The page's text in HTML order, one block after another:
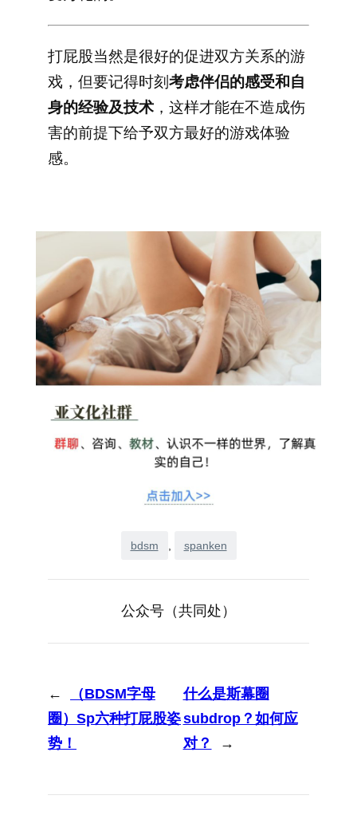
打屁股当然是很好的促进双方关系的游
戏，但要记得时刻考虑伴侣的感受和自
身的经验及技术 ，这样才能在不造成伤
害的前提下给予双方最好的游戏体验
感。
bdsm spanken
公众号（共同处）
←
（BDSM字母
圈）Sp六种打屁股姿
势！
什么是斯幕圈
subdrop？如何应
对？
→